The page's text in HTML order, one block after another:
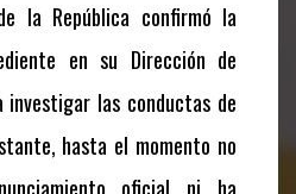
la República confirmó la
en su Dirección de
investigar las conductas de
hasta el momento no